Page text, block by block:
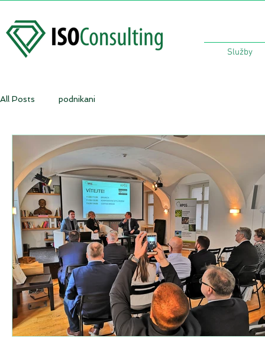
Služby
All Posts podnikani